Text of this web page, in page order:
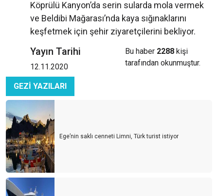
Köprülü Kanyon’da serin sularda mola vermek
ve Beldibi Mağarası’nda kaya sığınaklarını
keşfetmek için şehir ziyaretçilerini bekliyor.
Yayın Tarihi
12.11.2020
Bu haber 2288 kişi
tarafından okunmuştur.
GEZİ YAZILARI
Ege’nin saklı cenneti Limni, Türk turist istiyor